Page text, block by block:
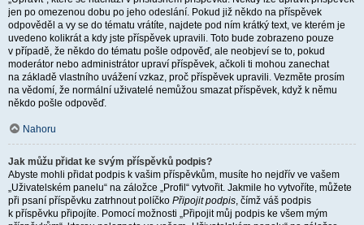
jen po omezenou dobu po jeho odeslání. Pokud již někdo na příspěvek
odpověděl a vy se do tématu vrátíte, najdete pod ním krátký text, ve kterém je
uvedeno kolikrát a kdy jste příspěvek upravili. Toto bude zobrazeno pouze
v případě, že někdo do tématu pošle odpověď, ale neobjeví se to, pokud
moderátor nebo administrátor upraví příspěvek, ačkoli ti mohou zanechat
na základě vlastního uvážení vzkaz, proč příspěvek upravili. Vezměte prosím
na vědomí, že normální uživatelé nemůžou smazat příspěvek, když k němu
někdo pošle odpověď.
Nahoru
Jak můžu přidat ke svým příspěvků podpis?
Abyste mohli přidat podpis k vašim příspěvkům, musíte ho nejdřív ve vašem
„Uživatelském panelu“ na záložce „Profil“ vytvořit. Jakmile ho vytvoříte, můžete
při psaní příspěvku zatrhnout políčko Připojit podpis, čímž váš podpis
k příspěvku připojíte. Pomocí možnosti „Připojit můj podpis ke všem mým